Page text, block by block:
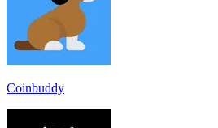
Coinbuddy